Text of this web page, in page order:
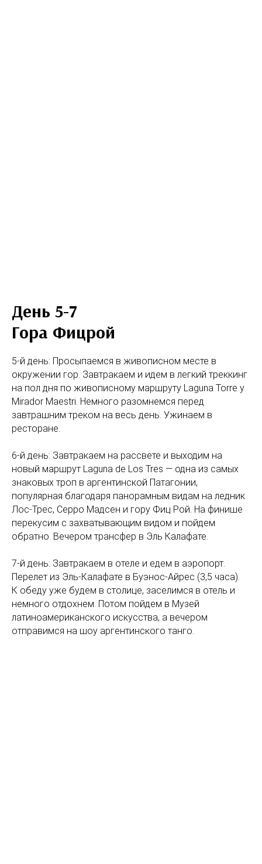
День 5-7
Гора Фицрой
5-й день: Просыпаемся в живописном месте в
окружении гор. Завтракаем и идем в легкий треккинг
на пол дня по живописному маршруту Laguna Torre y
Mirador Maestri. Немного разомнемся перед
завтрашним треком на весь день. Ужинаем в
ресторане.
6-й день: Завтракаем на рассвете и выходим на
новый маршрут Laguna de Los Tres — одна из самых
знаковых троп в аргентинской Патагонии,
популярная благодаря панорамным видам на ледник
Лос-Трес, Серро Мадсен и гору Фиц Рой. На финише
перекусим с захватывающим видом и пойдем
обратно. Вечером трансфер в Эль Калафате.
7-й день: Завтракаем в отеле и едем в аэропорт.
Перелет из Эль-Калафате в Буэнос-Айрес (3,5 часа).
К обеду уже будем в столице, заселимся в отель и
немного отдохнем. Потом пойдем в Музей
латиноамериканского искусства, а вечером
отправимся на шоу аргентинского танго.